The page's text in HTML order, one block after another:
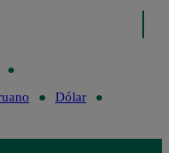
Dólar